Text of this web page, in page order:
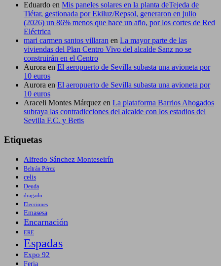
Eduardo en Mis paneles solares en la planta deTejeda de
Tiétar, gestionada por Ekiluz/Repsol, generaron en julio
(2026) un 86% menos que hace un año, por los cortes de Red
Eléctrica
mari carmen santos villaran en La mayor parte de las
viviendas del Plan Centro Vivo del alcalde Sanz no se
construirán en el Centro
Aurora en El aeropuerto de Sevilla subasta una avioneta por
10 euros
Aurora en El aeropuerto de Sevilla subasta una avioneta por
10 euros
Araceli Montes Márquez en La plataforma Barrios Ahogados
subraya las contradicciones del alcalde con los estadios del
Sevilla F.C. y Betis
Etiquetas
Alfredo Sánchez Monteseirín
Beltrán Pérez
celis
Deuda
dragado
Elecciones
Emasesa
Encarnación
ERE
Espadas
Expo 92
Feria